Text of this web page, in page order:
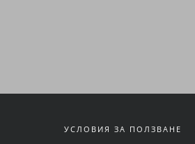
УСЛОВИЯ ЗА ПОЛЗВАНЕ